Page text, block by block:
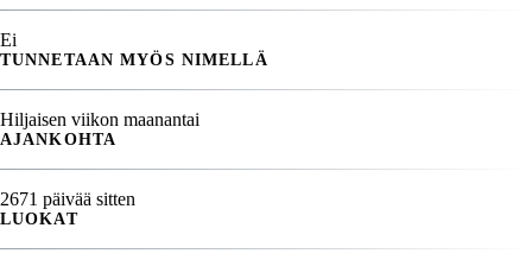
Ei
TUNNETAAN MYÖS NIMELLÄ
Hiljaisen viikon maanantai
AJANKOHTA
2671 päivää sitten
LUOKAT